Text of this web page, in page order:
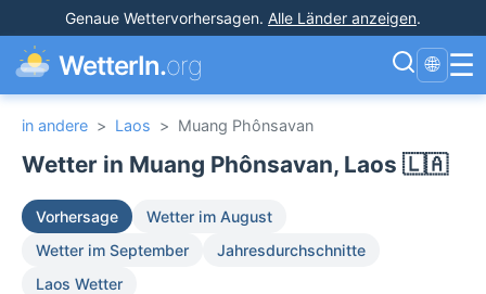
Genaue Wettervorhersagen. Alle Länder anzeigen.
WetterIn.org 🌐 ☰
in andere > Laos > Muang Phônsavan
Wetter in Muang Phônsavan, Laos 🇱🇦
Vorhersage
Wetter im August
Wetter im September
Jahresdurchschnitte
Laos Wetter